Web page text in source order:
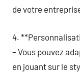
de votre
4.
– Vous pouvez
en jouant sur le